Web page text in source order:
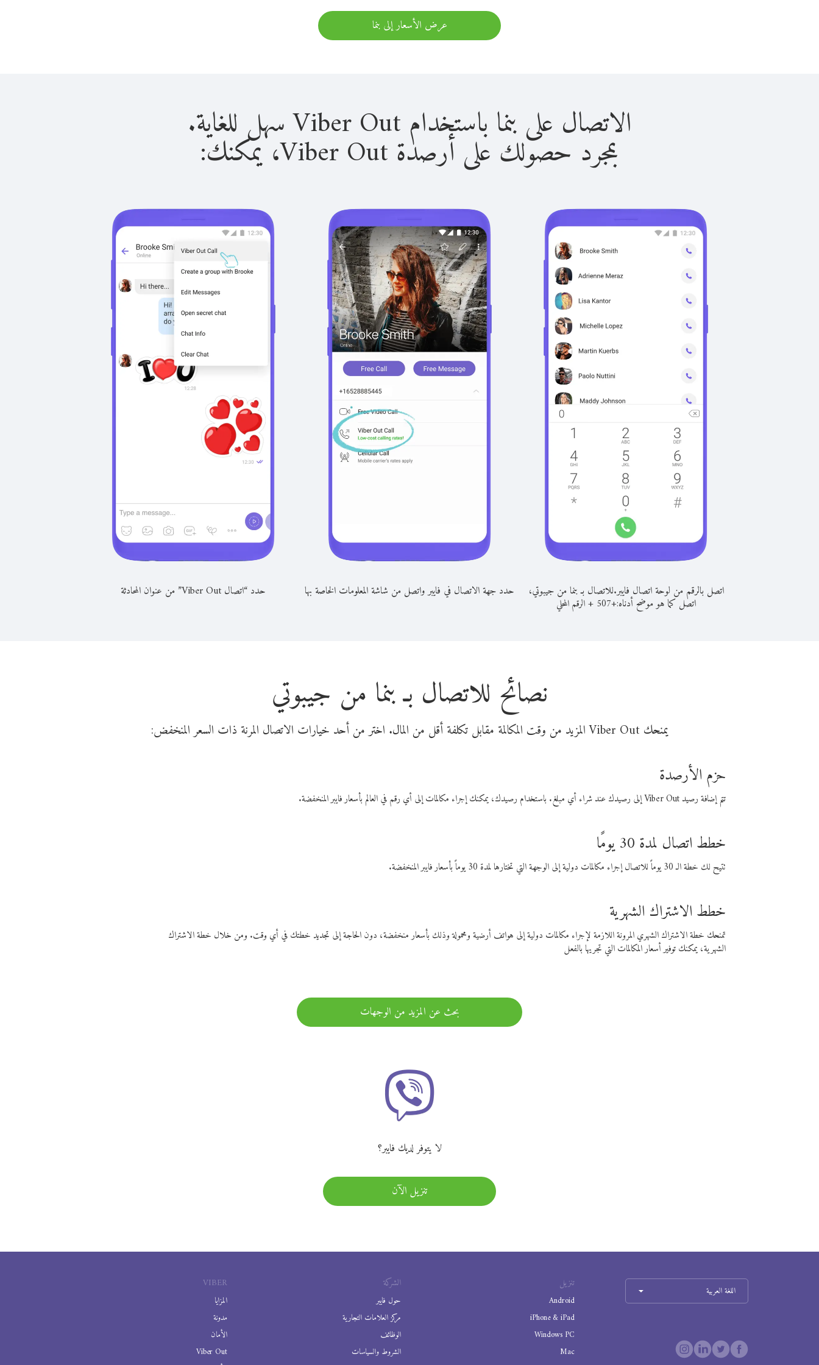
عرض الأسعار إلى بنما
الاتصال على بنما باستخدام Viber Out سهل للغاية.
بمجرد حصولك على أرصدة Viber Out، يمكنك:
اتصل بالرقم من لوحة اتصال فايبر.للاتصال بـ بنما من جيبوتي،
اتصل كما هو موضح أدناه:+
507
+الرقم المحلي
حدد جهة الاتصال في فايبر واتصل من شاشة المعلومات الخاصة بها حدد “اتصال Viber Out” من عنوان المحادثة
نصائح للاتصال بـ بنما من جيبوتي
يمنحك Viber Out المزيد من وقت المكالمة مقابل تكلفة أقل من المال. اختر من أحد خيارات الاتصال المرنة ذات السعر المنخفض:
حزم الأرصدة
تتم إضافة رصيد Viber Out إلى رصيدك عند شراء أي مبلغ. باستخدام رصيدك، يمكنك إجراء مكالمات إلى أي رقم في العالم بأسعار فايبر المنخفضة.
خطط اتصال لمدة 30 يومًا
تتيح لك خطة الـ 30 يوماً للاتصال إجراء مكالمات دولية إلى الوجهة التي تختارها لمدة 30 يوماً بأسعار فايبر المنخفضة.
خطط الاشتراك الشهرية
تمنحك خطة الاشتراك الشهري المرونة اللازمة لإجراء مكالمات دولية إلى هواتف أرضية ومحمولة وذلك بأسعار منخفضة، دون الحاجة إلى تجديد خطتك في أي وقت. ومن خلال خطة الاشتراك
الشهرية، يمكنك توفير أسعار المكالمات التي تجريها بالفعل
بحث عن المزيد من الوجهات
لا يتوفر لديك فايبر؟
تنزيل الآن
VIBER
المزايا
مدونة
الأمان
Viber Out
الشركة
حول فايبر
مركز العلامات التجارية
الوظائف
الشروط والسياسات
تنزيل
Android
iPhone & iPad
Windows PC
Mac
اللغة العربية